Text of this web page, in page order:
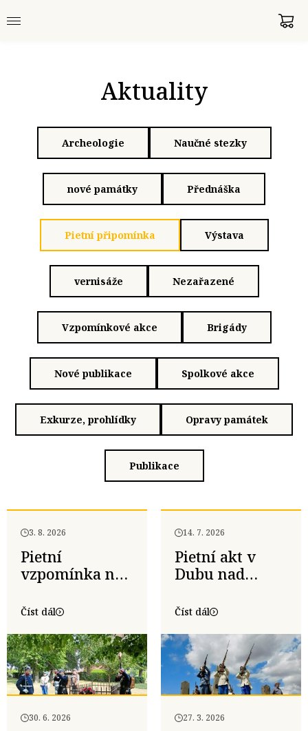
Aktuality
Archeologie Naučné stezky
nové památky Přednáška
Pietní připomínka Výstava
vernisáže Nezařazené
Vzpomínkové akce Brigády
Nové publikace Spolkové akce
Exkurze, prohlídky Opravy památek
Publikace
3. 8. 2026
Pietní
vzpomínka na
úmrtí
Clausewitze v
Čejči
Číst dál
14. 7. 2026
Pietní akt v
Dubu nad
30. vycházka
Tovačova
Číst dál
30. 6. 2026 27. 3. 2026